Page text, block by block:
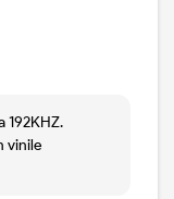
192KHZ.
vinile